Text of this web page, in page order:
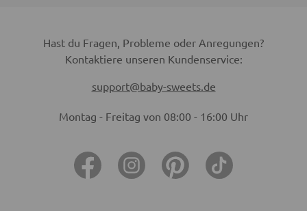
Hast du Fragen, Probleme oder Anregungen?
Kontaktiere unseren Kundenservice:
support@baby-sweets.de
Montag - Freitag von 08:00 - 16:00 Uhr